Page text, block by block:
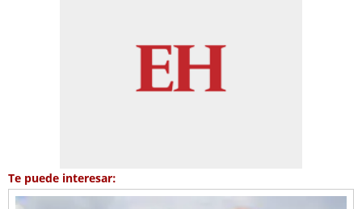
Te puede interesar: